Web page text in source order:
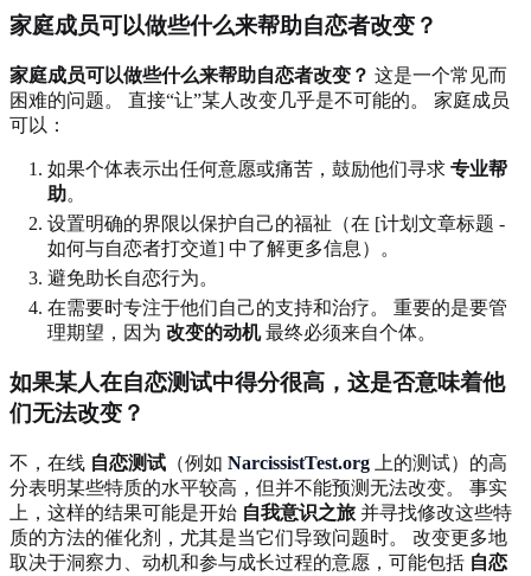
家庭成员可以做些什么来帮助自恋者改变？
家庭成员可以做些什么来帮助自恋者改变？ 这是一个常见而
困难的问题。 直接“让”某人改变几乎是不可能的。 家庭成员
可以：
如果个体表示出任何意愿或痛苦，鼓励他们寻求 专业帮
助。
设置明确的界限以保护自己的福祉（在 [计划文章标题 -
如何与自恋者打交道] 中了解更多信息）。
避免助长自恋行为。
在需要时专注于他们自己的支持和治疗。 重要的是要管
理期望，因为 改变的动机最终必须来自个体。
如果某人在自恋测试中得分很高，这是否意味着他
们无法改变？
不，在线 自恋测试 （例如 NarcissistTest.org 上的测试）的高
分表明某些特质的水平较高，但并不能预测无法改变。 事实
上，这样的结果可能是开始 自我意识之旅 并寻找修改这些特
质的方法的催化剂，尤其是当它们导致问题时。 改变更多地
取决于洞察力、动机和参与成长过程的意愿，可能包括 自恋